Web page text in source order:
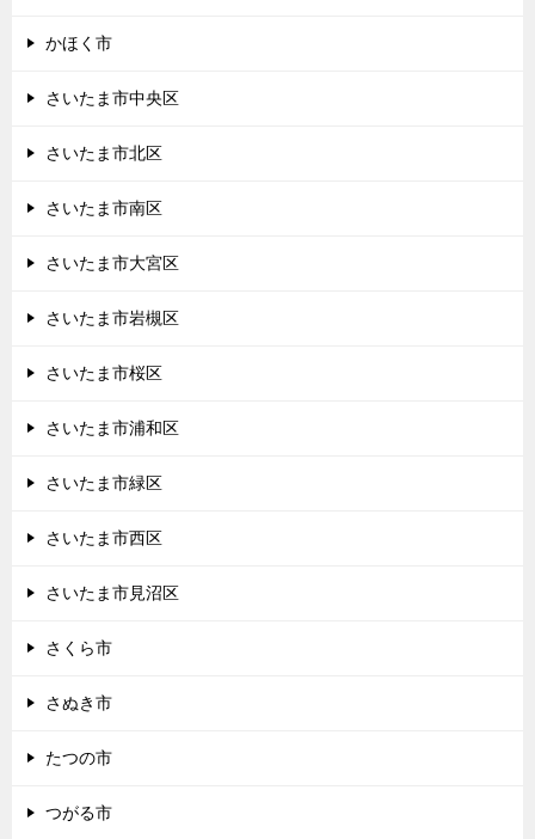
かほく市
さいたま市中央区
さいたま市北区
さいたま市南区
さいたま市大宮区
さいたま市岩槻区
さいたま市桜区
さいたま市浦和区
さいたま市緑区
さいたま市西区
さいたま市見沼区
さくら市
さぬき市
たつの市
つがる市